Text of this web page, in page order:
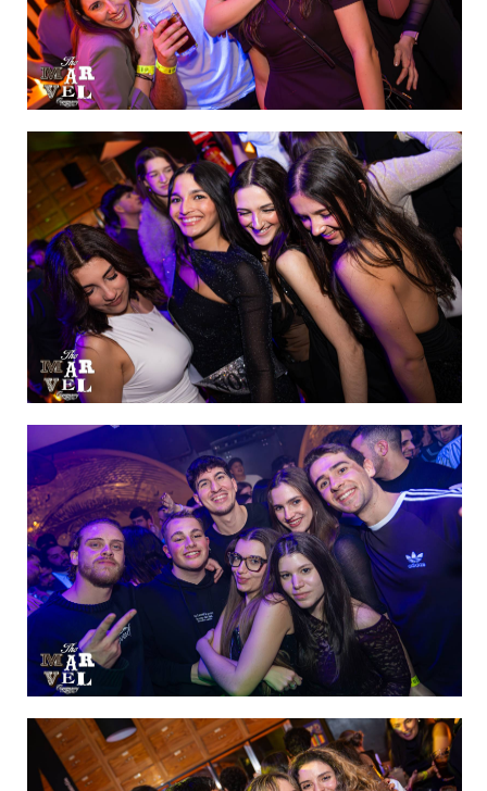
IMAGEN 14
de 60
IMAGEN 15
de 60
IMAGEN 16
de 60